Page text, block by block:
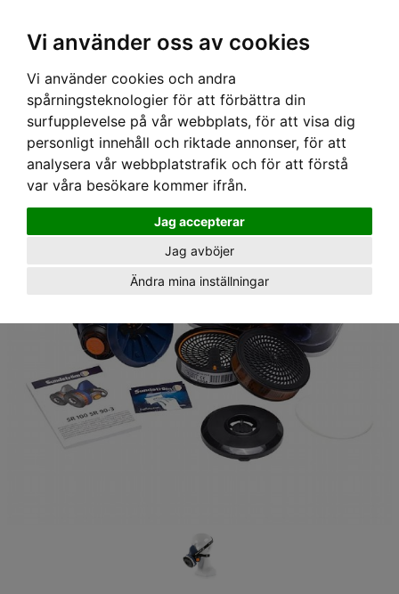
Vi använder oss av cookies
Vi använder cookies och andra
spårningsteknologier för att förbättra din
surfupplevelse på vår webbplats, för att visa dig
personligt innehåll och riktade annonser, för att
analysera vår webbplatstrafik och för att förstå
var våra besökare kommer ifrån.
Jag accepterar
Jag avböjer
Ändra mina inställningar
Hem›Utrustning›Andningsskydd›Andningsmasker
Pack M/L Halvmask SR100, Sundström